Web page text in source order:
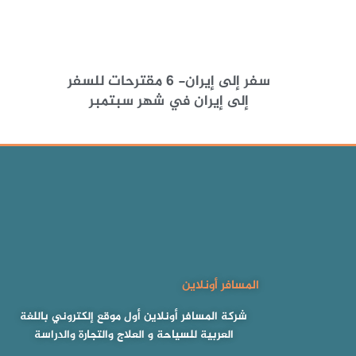
سفر إلى إيران- 6 مقترحات للسفر
إلى إيران في شهر سبتمبر
المسافر أونلاين
شركة المسافر أونلاين أول موقع إلكتروني باللغة
العربية للسياحة و العلاج والتجارة والدراسة